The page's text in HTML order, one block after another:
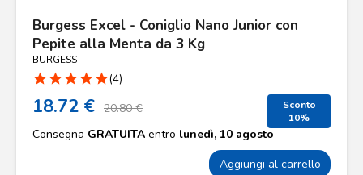
Burgess Excel - Coniglio Nano Junior con
Pepite alla Menta da 3 Kg
BURGESS
star star star star star(4)
18.72 € 20.80 €
Sconto
10%
Consegna GRATUITA entro lunedì, 10 agosto
Aggiungi al carrello